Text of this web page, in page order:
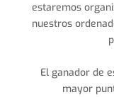
estaremos
nuestros
El ganador de
mayor